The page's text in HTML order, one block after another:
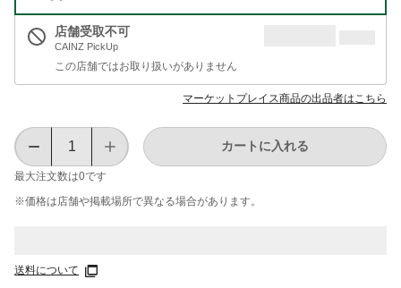
店舗受取不可
CAINZ PickUp
この店舗ではお取り扱いがありません
マーケットプレイス商品の出品者はこちら
最大注文数は0です
カートに入れる
※価格は​店舗や​掲載場所で​異なる​場合が​あります。
送料について